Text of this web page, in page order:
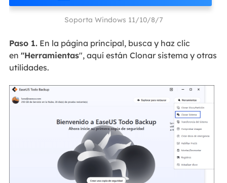
Soporta Windows 11/10/8/7
Paso 1.En la página principal, busca y haz clic
en "Herramientas", aquí están Clonar sistema y otras
utilidades.